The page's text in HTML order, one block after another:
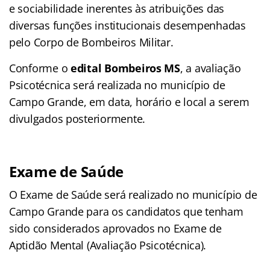
e sociabilidade inerentes às atribuições das
diversas funções institucionais desempenhadas
pelo Corpo de Bombeiros Militar.
Conforme oedital Bombeiros MS, a avaliação
Psicotécnica será realizada no município de
Campo Grande, em data, horário e local a serem
divulgados posteriormente.
Exame de Saúde
O Exame de Saúde será realizado no município de
Campo Grande para os candidatos que tenham
sido considerados aprovados no Exame de
Aptidão Mental (Avaliação Psicotécnica).